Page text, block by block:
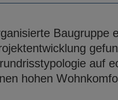
Baugruppe
auf
hohen